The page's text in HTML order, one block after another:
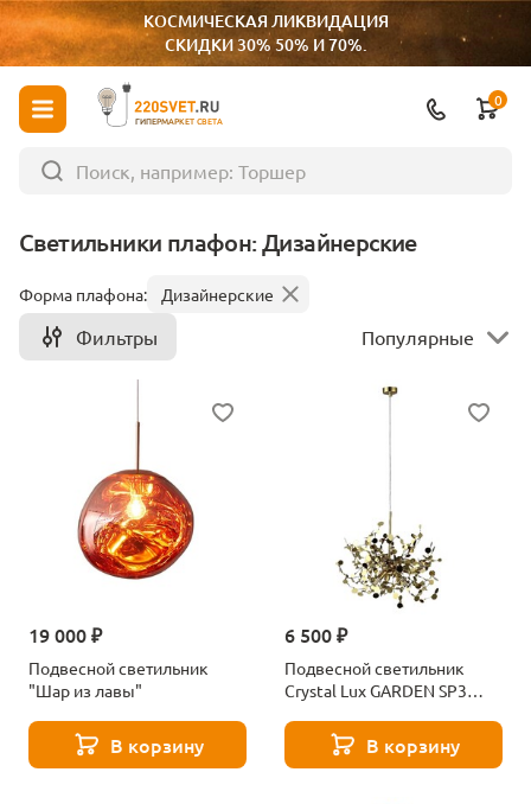
КОСМИЧЕСКАЯ ЛИКВИДАЦИЯ
СКИДКИ 30% 50% И 70%.
ГИПЕРМАРКЕТ СВЕТА
0
Светильники плафон: Дизайнерские
Форма плафона: Дизайнерские
Фильтры Популярные
19 000 ₽
Подвесной светильник
"Шар из лавы"
В корзину
6 500 ₽
Подвесной светильник
Crystal Lux GARDEN SP3
В корзину